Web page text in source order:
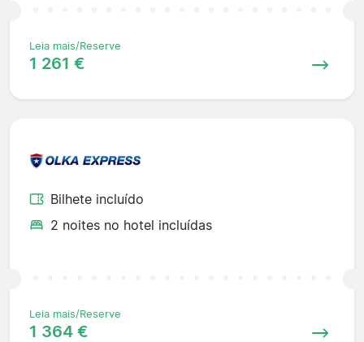
Leia mais/Reserve
1 261 €
Bilhete incluído
2 noites no hotel incluídas
Leia mais/Reserve
1 364 €